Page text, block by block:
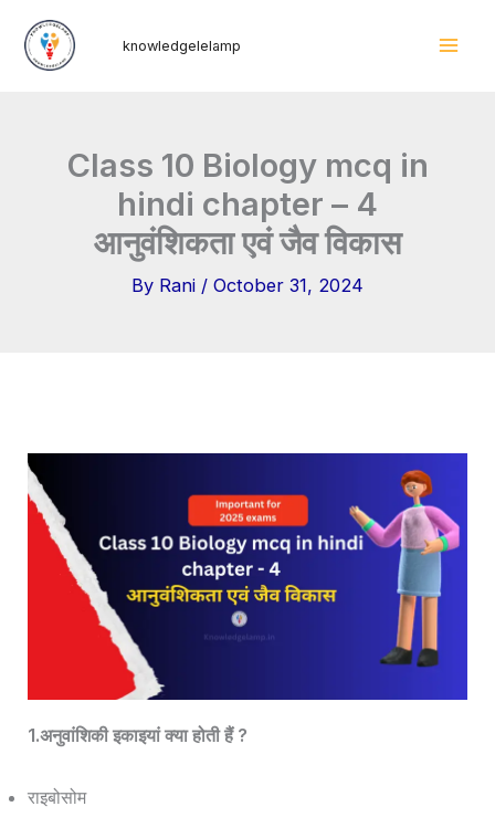
knowledgelelamp
Class 10 Biology mcq in
hindi chapter – 4
आनुवंशिकता एवं जैव विकास
By Rani / October 31, 2024
1.अनुवांशिकी इकाइयां क्या होती हैं ?
राइबोसोम